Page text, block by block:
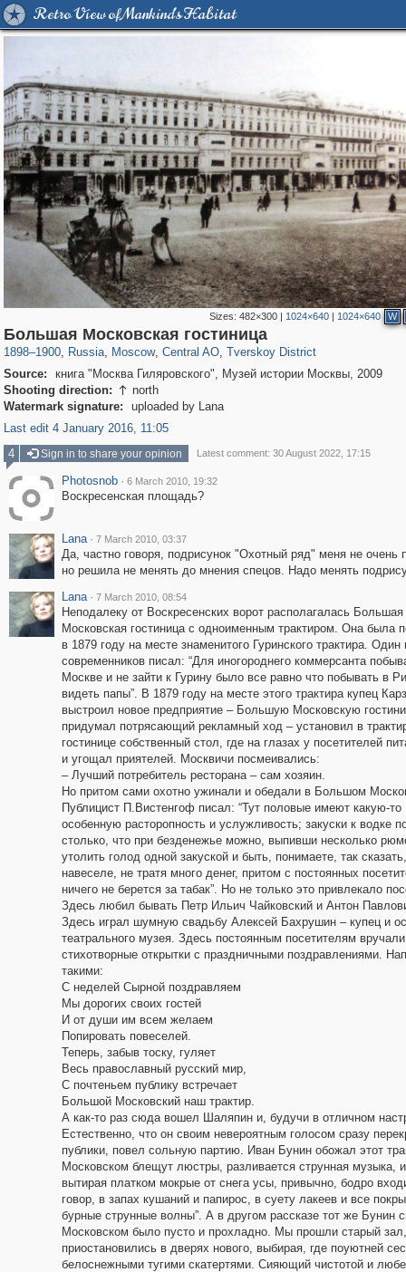
Retro View of Mankind's Habitat
Sizes:482×300 | 1024×640 | 1024×640 W
Большая Московская гостиница
1898–1900, Russia
1,406,741 29,243
, Moscow
319,864 8,286
, Central AO
160,011 5,916
, Tverskoy District
53,052 2,283
Source:
книга "Москва Гиляровского", Музей истории Москвы, 2009
Shooting direction:  north
Watermark signature:
uploaded by Lana
Last edit 4 January 2016, 11:05
4
Sign in to share your opinion Latest comment: 30 August 2022, 17:15
Photosnob · 6 March 2010, 19:32
Воскресенская площадь?
Lana · 7 March 2010, 03:37
Да, частно говоря, подрисунок "Охотный ряд" меня не очень
но решила не менять до мнения спецов. Надо менять
Lana · 7 March 2010, 08:54
Неподалеку от Воскресенских ворот располагалась Большая
Московская гостиница с одноименным трактиром. Она была
в 1879 году на месте знаменитого Гуринского трактира. Один
современников писал: “Для иногороднего коммерсанта
Москве и не зайти к Гурину было все равно что побывать в
видеть папы”. В 1879 году на месте этого трактира купец
выстроил новое предприятие – Большую Московскую
придумал потрясающий рекламный ход – установил в
гостинице собственный стол, где на глазах у посетителей
и угощал приятелей. Москвичи посмеивались:
– Лучший потребитель ресторана – сам хозяин.
Но притом сами охотно ужинали и обедали в Большом
Публицист П.Вистенгоф писал: “Тут половые имеют какую-то
особенную расторопность и услужливость; закуски к водке
столько, что при безденежье можно, выпивши несколько
утолить голод одной закуской и быть, понимаете, так сказать,
навеселе, не тратя много денег, притом с постоянных
ничего не берется за табак”. Но не только это привлекало
Здесь любил бывать Петр Ильич Чайковский и Антон
Здесь играл шумную свадьбу Алексей Бахрушин – купец и
театрального музея. Здесь постоянным посетителям вручали
стихотворные открытки с праздничными поздравлениями.
такими:
С неделей Сырной поздравляем
Мы дорогих своих гостей
И от души им всем желаем
Попировать повеселей.
Теперь, забыв тоску, гуляет
Весь православный русский мир,
С почтеньем публику встречает
Большой Московский наш трактир.
А как-то раз сюда вошел Шаляпин и, будучи в отличном
Естественно, что он своим невероятным голосом сразу
публики, повел сольную партию. Иван Бунин обожал этот
Московском блещут люстры, разливается струнная музыка,
вытирая платком мокрые от снега усы, привычно, бодро
говор, в запах кушаний и папирос, в суету лакеев и все
бурные струнные волны”. А в другом рассказе тот же
Московском было пусто и прохладно. Мы прошли старый
приостановились в дверях нового, выбирая, где поуютней
белоснежными тугими скатертями. Сияющий чистотой и